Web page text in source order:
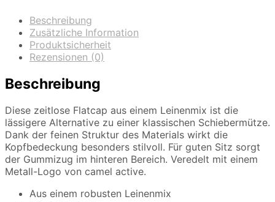
Beschreibung
Zusätzliche Information
Produktsicherheit
Rezensionen (0)
Beschreibung
Diese zeitlose Flatcap aus einem Leinenmix ist die
lässigere Alternative zu einer klassischen Schiebermütze.
Dank der feinen Struktur des Materials wirkt die
Kopfbedeckung besonders stilvoll. Für guten Sitz sorgt
der Gummizug im hinteren Bereich. Veredelt mit einem
Metall-Logo von camel active.
Aus einem robusten Leinenmix